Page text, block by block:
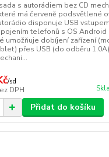
s autorádiem bez CD
má červeně podsvětlené
disponuje USB
telefonů s OS Android
umožňuje dobíjení zařízení
přes USB (do odběru
/sd
DPH
Přidat do košíku